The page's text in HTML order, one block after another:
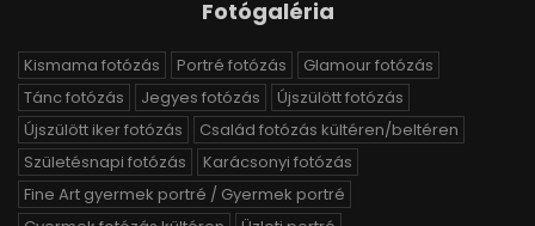
Fotógaléria
Kismama fotózás Portré fotózás
Glamour fotózás
Tánc fotózás
Jegyes fotózás
Újszülött fotózás
Újszülött iker fotózás
Család fotózás kültéren/beltéren
Születésnapi fotózás
Karácsonyi fotózás
Fine Art gyermek portré / Gyermek portré